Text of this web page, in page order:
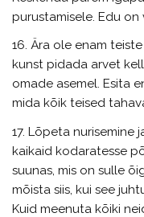
purustamisele. Edu on
16. Ära ole enam
kunst pidada arvet
omade asemel. Esita
mida kõik teised
17. Lõpeta nurisemine
kaikaid kodaratesse
suunas, mis on sulle
mõista siis, kui see
Kuid meenuta kõiki